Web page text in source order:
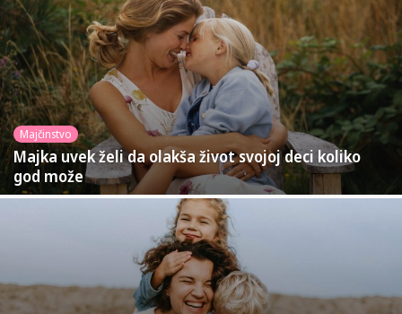
Majčinstvo
Majka uvek želi da olakša život svojoj deci koliko
god može